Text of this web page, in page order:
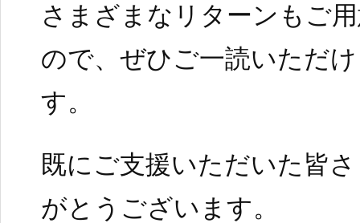
さまざまなリターンもご
ので、ぜひご一読いただ
す。
既にご支援いただいた皆
がとうございます。